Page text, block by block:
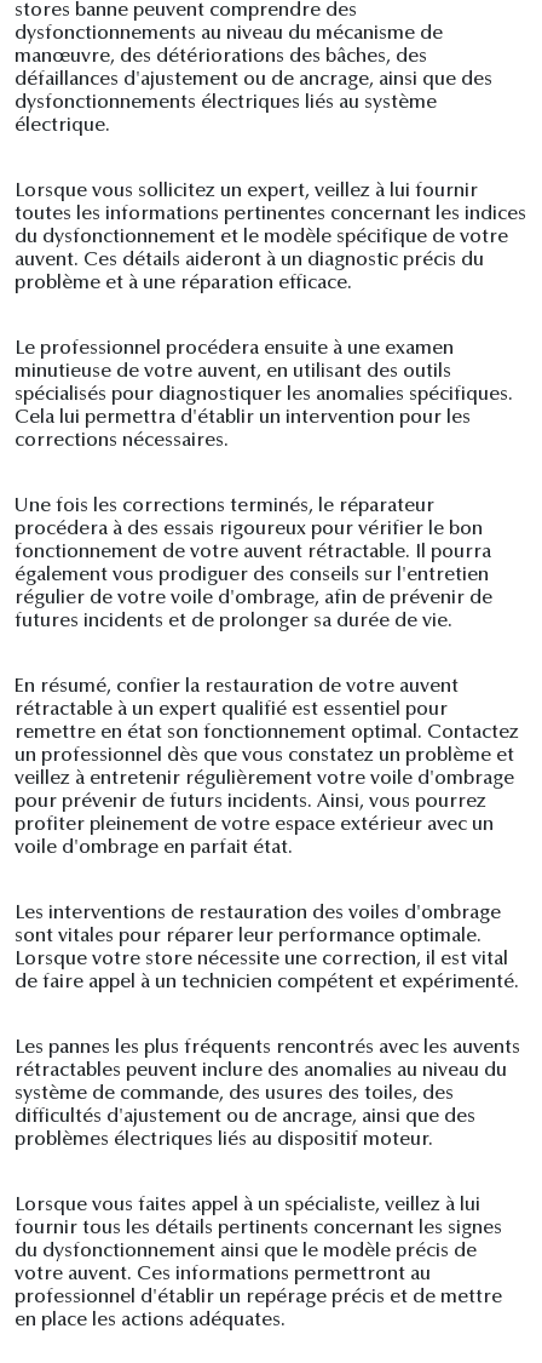
stores banne peuvent comprendre des
dysfonctionnements au niveau du mécanisme de
manœuvre, des détériorations des bâches, des
défaillances d'ajustement ou de ancrage, ainsi que des
dysfonctionnements électriques liés au système
électrique.
Lorsque vous sollicitez un expert, veillez à lui fournir
toutes les informations pertinentes concernant les indices
du dysfonctionnement et le modèle spécifique de votre
auvent. Ces détails aideront à un diagnostic précis du
problème et à une réparation efficace.
Le professionnel procédera ensuite à une examen
minutieuse de votre auvent, en utilisant des outils
spécialisés pour diagnostiquer les anomalies spécifiques.
Cela lui permettra d'établir un intervention pour les
corrections nécessaires.
Une fois les corrections terminés, le réparateur
procédera à des essais rigoureux pour vérifier le bon
fonctionnement de votre auvent rétractable. Il pourra
également vous prodiguer des conseils sur l'entretien
régulier de votre voile d'ombrage, afin de prévenir de
futures incidents et de prolonger sa durée de vie.
En résumé, confier la restauration de votre auvent
rétractable à un expert qualifié est essentiel pour
remettre en état son fonctionnement optimal. Contactez
un professionnel dès que vous constatez un problème et
veillez à entretenir régulièrement votre voile d'ombrage
pour prévenir de futurs incidents. Ainsi, vous pourrez
profiter pleinement de votre espace extérieur avec un
voile d'ombrage en parfait état.
Les interventions de restauration des voiles d'ombrage
sont vitales pour réparer leur performance optimale.
Lorsque votre store nécessite une correction, il est vital
de faire appel à un technicien compétent et expérimenté.
Les pannes les plus fréquents rencontrés avec les auvents
rétractables peuvent inclure des anomalies au niveau du
système de commande, des usures des toiles, des
difficultés d'ajustement ou de ancrage, ainsi que des
problèmes électriques liés au dispositif moteur.
Lorsque vous faites appel à un spécialiste, veillez à lui
fournir tous les détails pertinents concernant les signes
du dysfonctionnement ainsi que le modèle précis de
votre auvent. Ces informations permettront au
professionnel d'établir un repérage précis et de mettre
en place les actions adéquates.